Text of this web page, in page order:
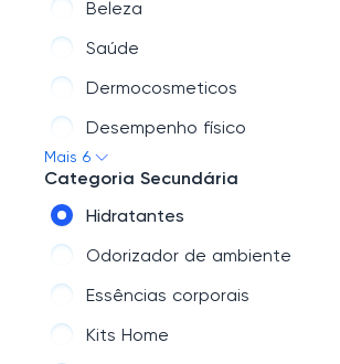
Beleza
Saúde
Dermocosmeticos
Desempenho físico
Emagrecimento
Mais 6
Categoria Secundária
Hidratantes
Odorizador de ambiente
Essências corporais
Kits Home